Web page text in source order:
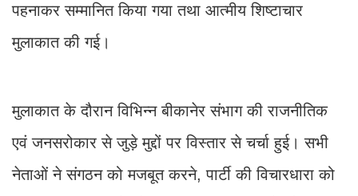
पहनाकर सम्मानित किया गया तथा आत्मीय शिष्टाचार
मुलाकात की गई।
मुलाकात के दौरान विभिन्न बीकानेर संभाग की राजनीतिक
एवं जनसरोकार से जुड़े मुद्दों पर विस्तार से चर्चा हुई। सभी
नेताओं ने संगठन को मजबूत करने, पार्टी की विचारधारा को